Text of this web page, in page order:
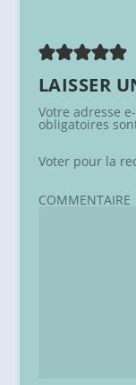
LAISSER
Votre adresse
obligatoires
Voter pour la
COMMENTAIRE